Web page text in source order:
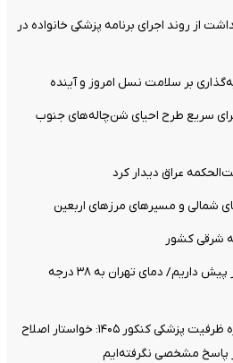
از روند اجرای برنامه پزشکی خانواده در
بر سلامت نسل امروز و آینده
سریع طرح احیای شن‌چاله‌های جنوب
عراق دیدار کرد
شمالی و مسیرهای مرزهای اربعین
شرقی کشور
۴۰ تا ۵۰ روز گرمای نسبی در پیش داریم/ دمای تهران به ۳۸ درجه
موضع وزارت بهداشت درباره ظرفیت پزشکی کنکور ۱۴۰۵: خواستار اصلاح
پاسخ مشخصی نگرفته‌ایم